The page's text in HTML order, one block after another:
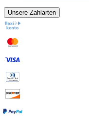
Unsere Zahlarten